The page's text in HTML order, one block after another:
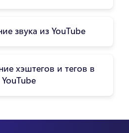
звука из YouTube
хэштегов и тегов в